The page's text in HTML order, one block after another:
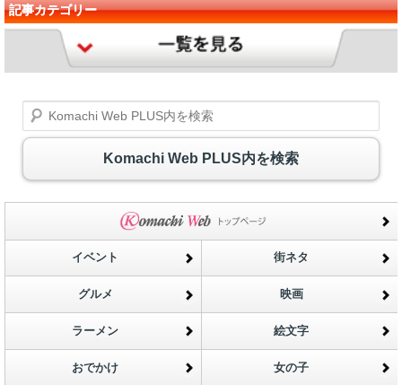
記事カテゴリー
Komachi Web PLUS内を検索
Komachi Web PLUS内を検索
イベント 街ネタ
グルメ 映画
ラーメン 絵文字
おでかけ 女の子